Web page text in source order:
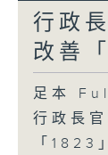
行政
改善
足本
行政長
「1823